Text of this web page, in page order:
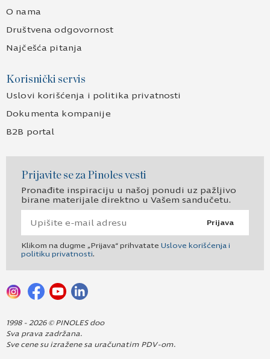
O nama
Društvena odgovornost
Najčešća pitanja
Korisnički servis
Uslovi korišćenja i politika privatnosti
Dokumenta kompanije
B2B portal
Prijavite se za Pinoles vesti
Pronađite inspiraciju u našoj ponudi uz pažljivo
birane materijale direktno u Vašem sandučetu.
Prijava
Klikom na dugme „Prijava“ prihvatate Uslove korišćenja i
politiku privatnosti.
1998 - 2026 © PINOLES doo
Sva prava zadržana.
Sve cene su izražene sa uračunatim PDV-om.